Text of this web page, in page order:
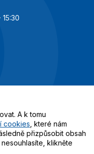
A k tomu
cookies , které nám
přizpůsobit obsah
klikněte